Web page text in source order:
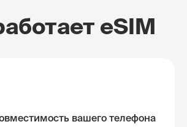
eSIM
вашего телефона